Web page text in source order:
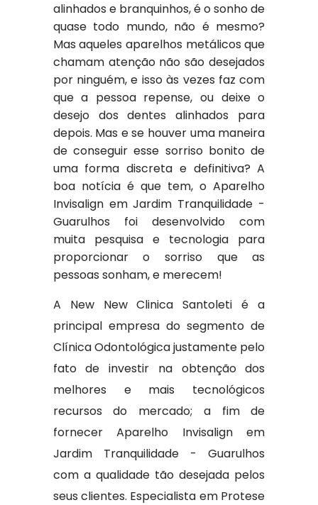
alinhados e branquinhos, é o sonho de
quase todo mundo, não é mesmo?
Mas aqueles aparelhos metálicos que
chamam atenção não são desejados
por ninguém, e isso às vezes faz com
que a pessoa repense, ou deixe o
desejo dos dentes alinhados para
depois. Mas e se houver uma maneira
de conseguir esse sorriso bonito de
uma forma discreta e definitiva? A
boa notícia é que tem, o Aparelho
Invisalign em Jardim Tranquilidade -
Guarulhos foi desenvolvido com
muita pesquisa e tecnologia para
proporcionar o sorriso que as
pessoas sonham, e merecem!
A New New Clinica Santoleti é a
principal empresa do segmento de
Clínica Odontológica justamente pelo
fato de investir na obtenção dos
melhores e mais tecnológicos
recursos do mercado; a fim de
fornecer Aparelho Invisalign em
Jardim Tranquilidade - Guarulhos
com a qualidade tão desejada pelos
seus clientes. Especialista em Protese